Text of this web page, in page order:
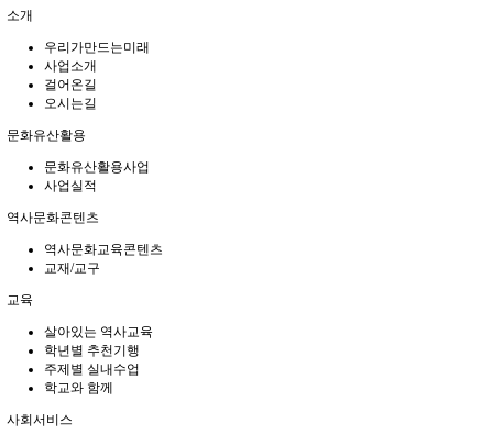
소개
우리가만드는미래
사업소개
걸어온길
오시는길
문화유산활용
문화유산활용사업
사업실적
역사문화콘텐츠
역사문화교육콘텐츠
교재/교구
교육
살아있는 역사교육
학년별 추천기행
주제별 실내수업
학교와 함께
사회서비스